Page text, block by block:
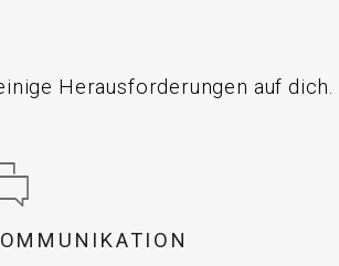
Herausforderungen auf dich.